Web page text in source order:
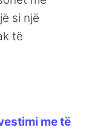
si një
të
me të